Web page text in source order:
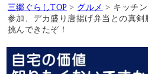
三郷ぐらしTOP > グルメ > キッチ
参加、デカ盛り唐揚げ弁当との真
挑んできたぞ！